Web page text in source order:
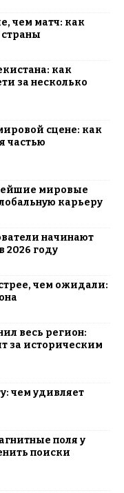
чем матч: как
как
за несколько
сцене: как
частью
мировые
карьеру
начинают
2026 году
чем ожидали:
весь регион:
за историческим
чем удивляет
поля у
поиски